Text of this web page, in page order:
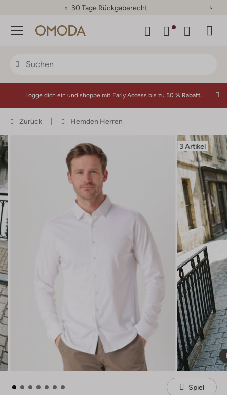
30 Tage Rückgaberecht
Menü
Logge dich ein und shoppe mit Early Access bis zu 50 % Rabatt.
Zurück Hemden Herren
3 Artikel
Spiel